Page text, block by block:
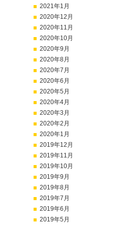
2021年1月
2020年12月
2020年11月
2020年10月
2020年9月
2020年8月
2020年7月
2020年6月
2020年5月
2020年4月
2020年3月
2020年2月
2020年1月
2019年12月
2019年11月
2019年10月
2019年9月
2019年8月
2019年7月
2019年6月
2019年5月